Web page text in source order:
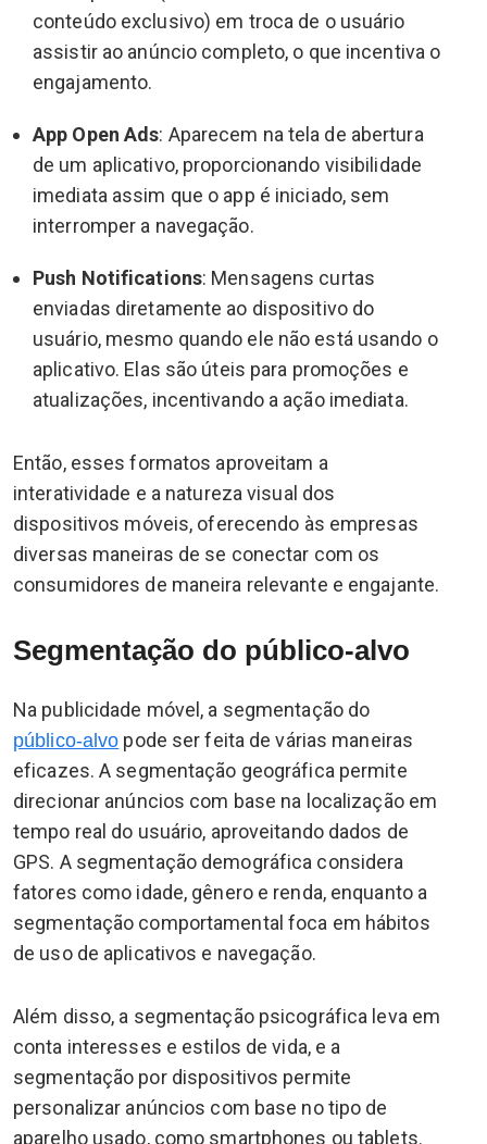
conteúdo exclusivo) em troca de o usuário
assistir ao anúncio completo, o que incentiva o
engajamento.
App Open Ads: Aparecem na tela de abertura
de um aplicativo, proporcionando visibilidade
imediata assim que o app é iniciado, sem
interromper a navegação.
Push Notifications: Mensagens curtas
enviadas diretamente ao dispositivo do
usuário, mesmo quando ele não está usando o
aplicativo. Elas são úteis para promoções e
atualizações, incentivando a ação imediata.
Então, esses formatos aproveitam a
interatividade e a natureza visual dos
dispositivos móveis, oferecendo às empresas
diversas maneiras de se conectar com os
consumidores de maneira relevante e engajante.
Segmentação do público-alvo
Na publicidade móvel, a segmentação do
público-alvo pode ser feita de várias maneiras
eficazes. A segmentação geográfica permite
direcionar anúncios com base na localização em
tempo real do usuário, aproveitando dados de
GPS. A segmentação demográfica considera
fatores como idade, gênero e renda, enquanto a
segmentação comportamental foca em hábitos
de uso de aplicativos e navegação.
Além disso, a segmentação psicográfica leva em
conta interesses e estilos de vida, e a
segmentação por dispositivos permite
personalizar anúncios com base no tipo de
aparelho usado, como smartphones ou tablets.